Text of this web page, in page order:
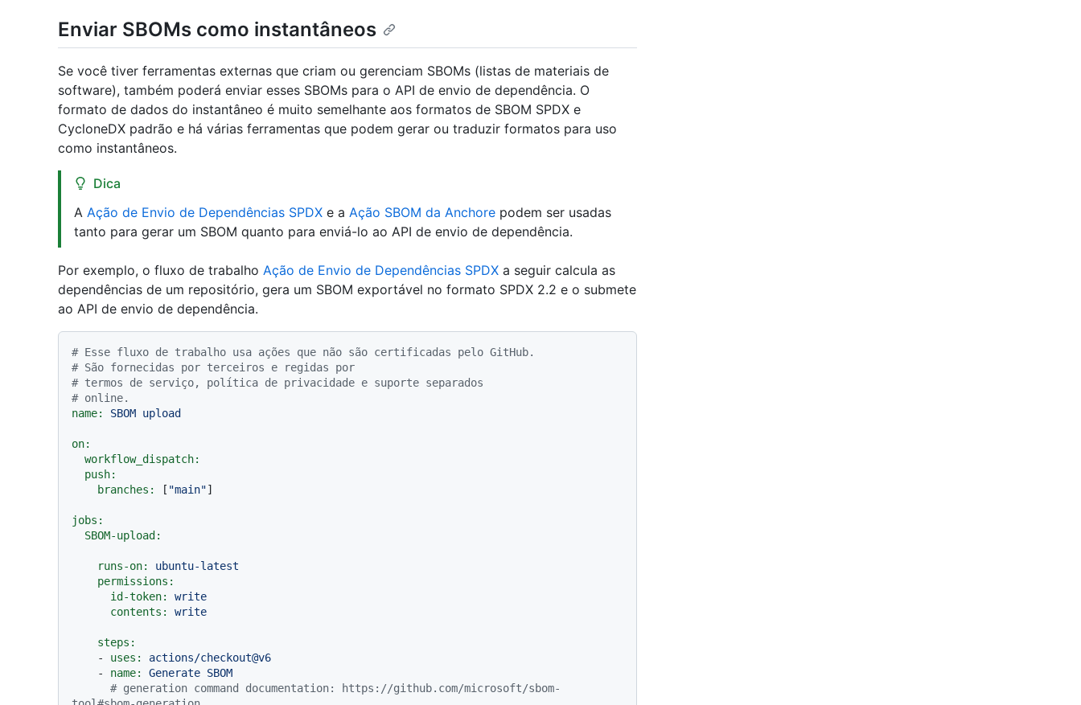
Enviar SBOMs como instantâneos
Se você tiver ferramentas externas que criam ou gerenciam SBOMs (listas de materiais de
software), também poderá enviar esses SBOMs para o API de envio de dependência. O
formato de dados do instantâneo é muito semelhante aos formatos de SBOM SPDX e
CycloneDX padrão e há várias ferramentas que podem gerar ou traduzir formatos para uso
como instantâneos.
Dica
A Ação de Envio de Dependências SPDX e a Ação SBOM da Anchore podem ser usadas
tanto para gerar um SBOM quanto para enviá-lo ao API de envio de dependência.
Por exemplo, o fluxo de trabalho Ação de Envio de Dependências SPDX a seguir calcula as
dependências de um repositório, gera um SBOM exportável no formato SPDX 2.2 e o submete
ao API de envio de dependência.
# Esse fluxo de trabalho usa ações que não são certificadas pelo GitHub.
# São fornecidas por terceiros e regidas por
# termos de serviço, política de privacidade e suporte separados
# online.
name:
SBOM upload
on:
workflow_dispatch:
push:
branches:
[ "main"]
jobs:
SBOM-upload:
runs-on:
ubuntu-latest
permissions:
id-token:
write
contents:
write
steps:
-
uses:
actions/checkout@v6
-
name: Generate SBOM
# generation command documentation: https://github.com/microsoft/sbom-